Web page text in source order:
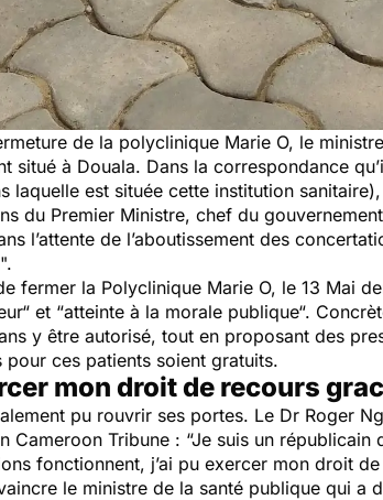
de la polyclinique Marie O, le
situé à Douala. Dans la correspondance
laquelle est située cette institution
du Premier Ministre, chef du
l’attente de l’aboutissement des
fermer la Polyclinique Marie O, le 13 Mai
et “atteinte à la morale publique“.
y être autorisé, tout en proposant des
ces patients soient gratuits.
mon droit de recours
pu rouvrir ses portes. Le Dr Roger
Cameroon Tribune : “Je suis un
fonctionnent, j’ai pu exercer mon droit
le ministre de la santé publique qui a